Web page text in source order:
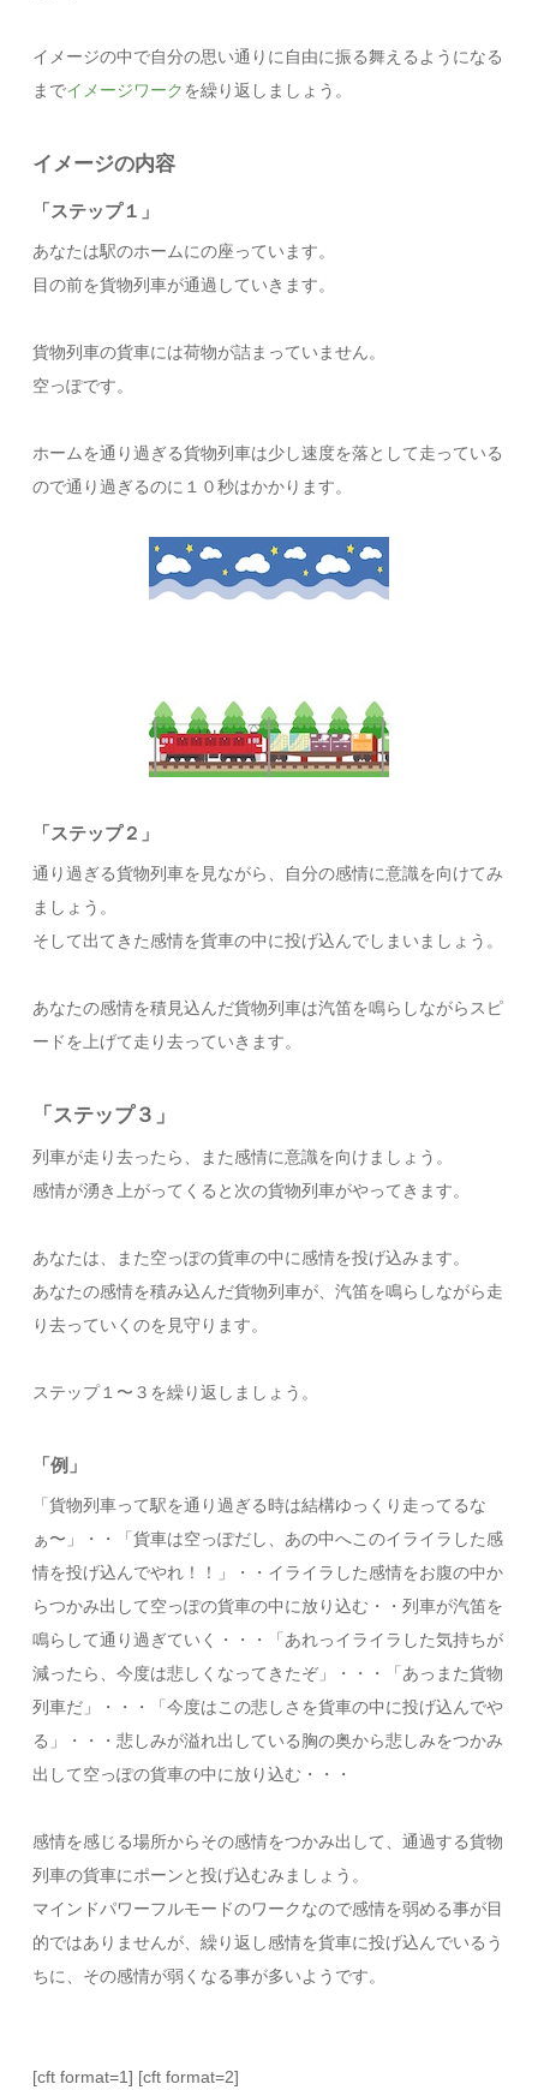
イメージの中で自分の思い通りに自由に振る舞えるようになる
までイメージワークを繰り返しましょう。
イメージの内容
「ステップ１」
あなたは駅のホームにの座っています。
目の前を貨物列車が通過していきます。
貨物列車の貨車には荷物が詰まっていません。
空っぽです。
ホームを通り過ぎる貨物列車は少し速度を落として走っている
ので通り過ぎるのに１０秒はかかります。
「ステップ２」
通り過ぎる貨物列車を見ながら、自分の感情に意識を向けてみ
ましょう。
そして出てきた感情を貨車の中に投げ込んでしまいましょう。
あなたの感情を積見込んだ貨物列車は汽笛を鳴らしながらスピ
ードを上げて走り去っていきます。
「ステップ３」
列車が走り去ったら、また感情に意識を向けましょう。
感情が湧き上がってくると次の貨物列車がやってきます。
あなたは、また空っぽの貨車の中に感情を投げ込みます。
あなたの感情を積み込んだ貨物列車が、汽笛を鳴らしながら走
り去っていくのを見守ります。
ステップ１〜３を繰り返しましょう。
「例」
「貨物列車って駅を通り過ぎる時は結構ゆっくり走ってるな
ぁ〜」・・「貨車は空っぽだし、あの中へこのイライラした感
情を投げ込んでやれ！！」・・イライラした感情をお腹の中か
らつかみ出して空っぽの貨車の中に放り込む・・列車が汽笛を
鳴らして通り過ぎていく・・・「あれっイライラした気持ちが
減ったら、今度は悲しくなってきたぞ」・・・「あっまた貨物
列車だ」・・・「今度はこの悲しさを貨車の中に投げ込んでや
る」・・・悲しみが溢れ出している胸の奥から悲しみをつかみ
出して空っぽの貨車の中に放り込む・・・
感情を感じる場所からその感情をつかみ出して、通過する貨物
列車の貨車にポーンと投げ込むみましょう。
マインドパワーフルモードのワークなので感情を弱める事が目
的ではありませんが、繰り返し感情を貨車に投げ込んでいるう
ちに、その感情が弱くなる事が多いようです。
[cft format=1] [cft format=2]